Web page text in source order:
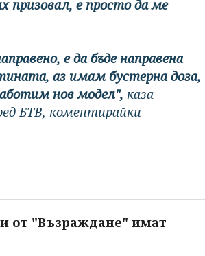
призовал, е просто да ме
е да бъде направена
аз имам бустерна доза,
нов модел", каза
БТВ, коментирайки
от "Възраждане" имат